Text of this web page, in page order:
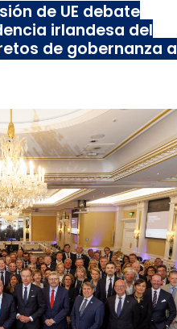
de UE debate
irlandesa del
de gobernanza a